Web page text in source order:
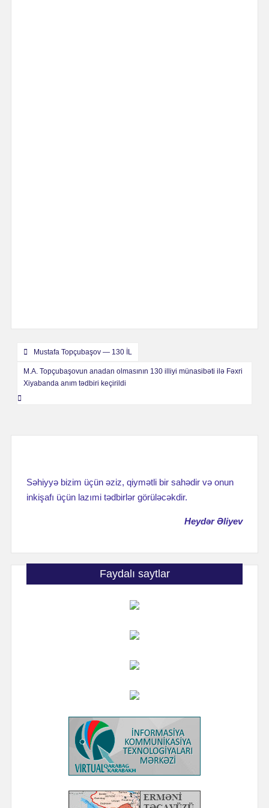
Навигация
по
записям
Mustafa Topçubaşov — 130 İL
M.A. Topçubaşovun anadan olmasının 130 illiyi münasibəti ilə Fəxri
Xiyabanda anım tədbiri keçirildi
Səhiyyə bizim üçün əziz, qiymətli bir sahədir və onun
inkişafı üçün lazımi tədbirlər görüləcəkdir.
Heydər Əliyev
Faydalı saytlar